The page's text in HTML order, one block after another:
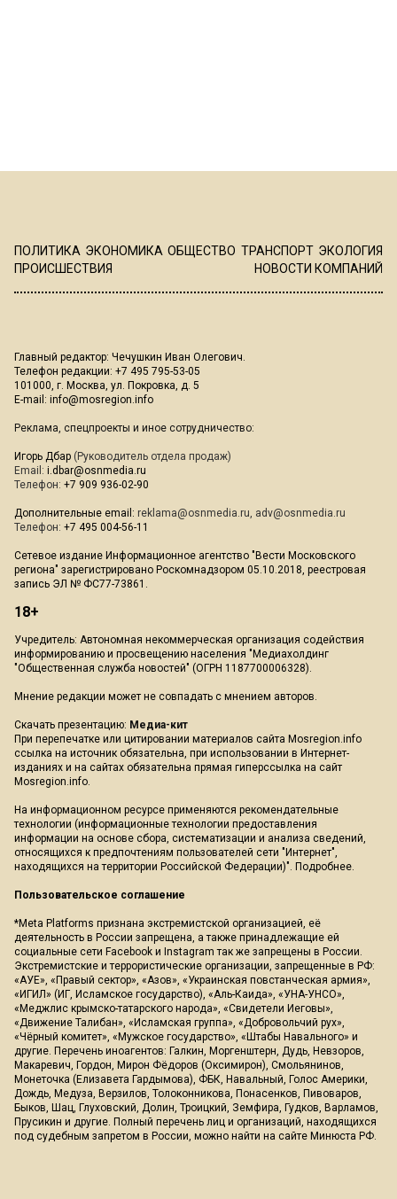
ПОЛИТИКА ЭКОНОМИКА ОБЩЕСТВО ТРАНСПОРТ ЭКОЛОГИЯ
ПРОИСШЕСТВИЯ
НОВОСТИ КОМПАНИЙ
Главный редактор: Чечушкин Иван Олегович.
Телефон редакции: +7 495 795-53-05
101000, г. Москва, ул. Покровка, д. 5
E-mail: info@mosregion.info
Реклама, спецпроекты и иное сотрудничество:
Игорь Дбар (Руководитель отдела продаж)
Email: i.dbar@osnmedia.ru
Телефон: +7 909 936-02-90
Дополнительные email: reklama@osnmedia.ru, adv@osnmedia.ru
Телефон: +7 495 004-56-11
Сетевое издание Информационное агентство "Вести Московского
региона" зарегистрировано Роскомнадзором 05.10.2018, реестровая
запись ЭЛ № ФС77-73861.
18+
Учредитель: Автономная некоммерческая организация содействия
информированию и просвещению населения "Медиахолдинг
"Общественная служба новостей" (ОГРН 1187700006328).
Мнение редакции может не совпадать с мнением авторов.
Скачать презентацию: Медиа-кит
При перепечатке или цитировании материалов сайта Mosregion.info
ссылка на источник обязательна, при использовании в Интернет-
изданиях и на сайтах обязательна прямая гиперссылка на сайт
Mosregion.info.
На информационном ресурсе применяются рекомендательные
технологии (информационные технологии предоставления
информации на основе сбора, систематизации и анализа сведений,
относящихся к предпочтениям пользователей сети "Интернет",
находящихся на территории Российской Федерации)". Подробнее.
Пользовательское соглашение
*Meta Platforms признана экстремистской организацией, её
деятельность в России запрещена, а также принадлежащие ей
социальные сети Facebook и Instagram так же запрещены в России.
Экстремистские и террористические организации, запрещенные в РФ:
«АУЕ», «Правый сектор», «Азов», «Украинская повстанческая армия»,
«ИГИЛ» (ИГ, Исламское государство), «Аль-Каида», «УНА-УНСО»,
«Меджлис крымско-татарского народа», «Свидетели Иеговы»,
«Движение Талибан», «Исламская группа», «Добровольчий рух»,
«Чёрный комитет», «Мужское государство», «Штабы Навального» и
другие. Перечень иноагентов: Галкин, Моргенштерн, Дудь, Невзоров,
Макаревич, Гордон, Мирон Фёдоров (Оксимирон), Смольянинов,
Монеточка (Елизавета Гардымова), ФБК, Навальный, Голос Америки,
Дождь, Медуза, Верзилов, Толоконникова, Понасенков, Пивоваров,
Быков, Шац, Глуховский, Долин, Троицкий, Земфира, Гудков, Варламов,
Прусикин и другие. Полный перечень лиц и организаций, находящихся
под судебным запретом в России, можно найти на сайте Минюста РФ.